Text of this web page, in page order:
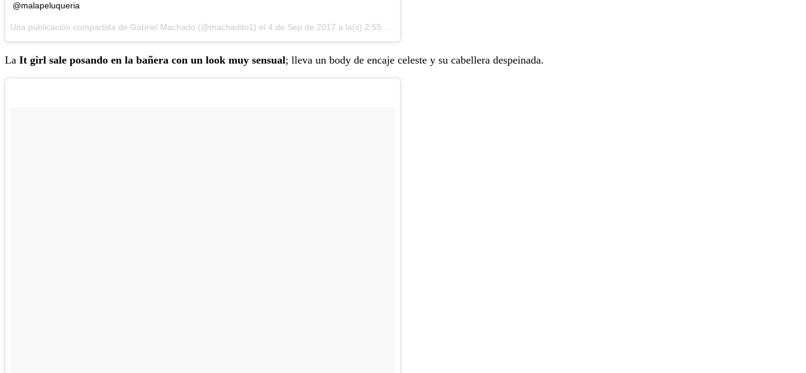
@malapeluqueria
Una publicación compartida de Gabriel Machado (@machadito1) el 4 de Sep de 2017 a la(s) 2:55 PDT
La It girl sale posando en la bañera con un look muy sensual; lleva un body de encaje celeste y su cabellera despeinada.